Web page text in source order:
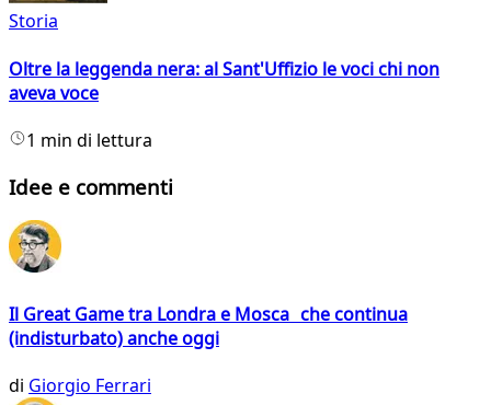
Storia
Oltre la leggenda nera: al Sant'Uffizio le voci chi non
aveva voce
1 min di lettura
Idee e commenti
Il Great Game tra Londra e Mosca che continua
(indisturbato) anche oggi
di Giorgio Ferrari